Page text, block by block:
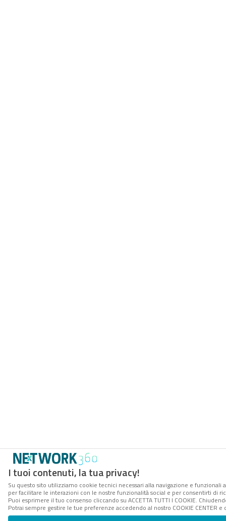
I tuoi contenuti, la tua privacy!
Su questo sito utilizziamo cookie tecnici necessari alla navigazione e
per facilitare le interazioni con le nostre funzionalità social e per consentirti di
Puoi esprimere il tuo consenso cliccando su ACCETTA TUTTI I COOKIE.
Potrai sempre gestire le tue preferenze accedendo al nostro COOKIE